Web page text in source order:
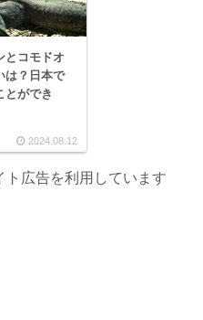
とコモドオ
は？日本で
とができ
2024.08.12
ト広告を利用しています